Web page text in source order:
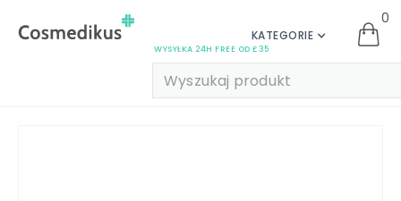
WYSYŁKA 24H FREE OD £35
KATEGORIE
0